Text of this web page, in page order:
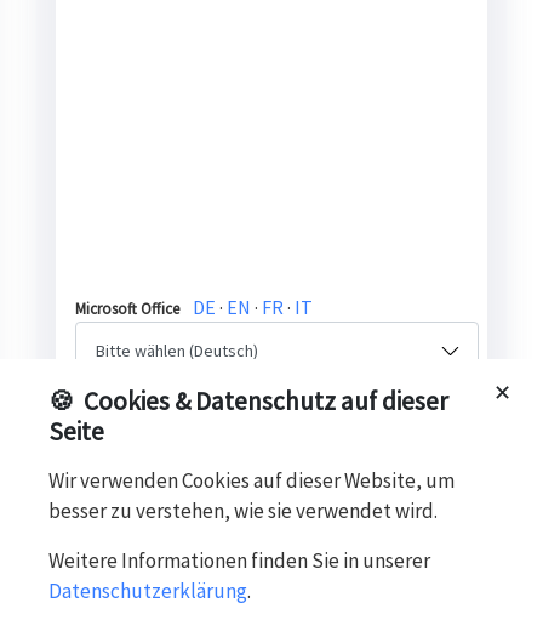
Microsoft Office DE · EN · FR· IT
Festplatten-Upgrade
In den Warenkorb
Lieferfrist: 2 Werktage mit DHL Schweiz
✕
🍪 Cookies & Datenschutz auf dieser
Seite
Wir verwenden Cookies auf dieser Website, um
besser zu verstehen, wie sie verwendet wird.
Weitere Informationen finden Sie in unserer
Datenschutzerklärung.